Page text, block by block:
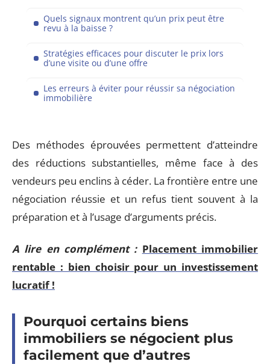
Quels signaux montrent qu’un prix peut être
revu à la baisse ?
Stratégies efficaces pour discuter le prix lors
d’une visite ou d’une offre
Les erreurs à éviter pour réussir sa négociation
immobilière
Des méthodes éprouvées permettent d’atteindre
des réductions substantielles, même face à des
vendeurs peu enclins à céder. La frontière entre une
négociation réussie et un refus tient souvent à la
préparation et à l’usage d’arguments précis.
A lire en complément : Placement immobilier
rentable : bien choisir pour un investissement
lucratif !
Pourquoi certains biens
immobiliers se négocient plus
facilement que d’autres